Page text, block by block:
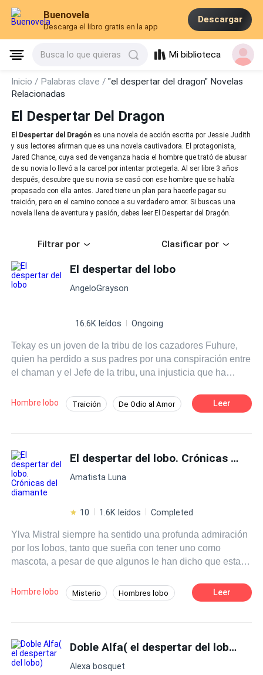
Buenovela
Descarga el libro gratis en la app
Descargar
Busca lo que quieras Mi biblioteca
Inicio / Palabras clave /"el despertar del dragon" Novelas
Relacionadas
El Despertar Del Dragon
El Despertar del Dragón es una novela de acción escrita por Jessie Judith
y sus lectores afirman que es una novela cautivadora. El protagonista,
Jared Chance, cuya sed de venganza hacia el hombre que trató de abusar
de su novia lo llevó a la carcel por intentar protegerla. Al ser libre 3 años
después, descubre que su novia se casó con ese hombre que se había
propasado con ella antes. Jared tiene un plan para hacerle pagar su
traición, pero en el camino conoce a su verdadero amor. Si buscas una
novela llena de aventura y pasión, debes leer El Despertar del Dragón.
Filtrar por Clasificar por
El despertar del lobo
AngeloGrayson
16.6K leídos Ongoing
Tekay es un joven de la tribu de los cazadores Fuhure,
quien ha perdido a sus padres por una conspiración entre
el chaman y el Jefe de la tribu, una injusticia que ha
sentimientos comienzan a verse confundidos por lo que
siente por la hija del Jefe, una muchacha inocente y
posibilidad de formar una vida junto a ella.
Hombre lobo Traición De Odio al Amor Leer
El despertar del lobo. Crónicas del diamante
Amatista Luna
10 1.6K leídos Completed
Ylva Mistral siempre ha sentido una profunda admiración
por los lobos, tanto que sueña con tener uno como
mascota, a pesar de que algunos le han dicho que esta
cumplir 18 años. Extraños cambios comienzan a
manifestarse en su cuerpo y su conexión con los lobos se
que ha vivido en solitario tras abandonar su manada, ha
perdido la esperanza de encontrar a su mate. Aislado y
resignado a su destino, su vida solitaria parece inmutable
Hombre lobo Misterio Hombres lobo Leer
Doble Alfa( el despertar del lobo)
Alexa bosquet